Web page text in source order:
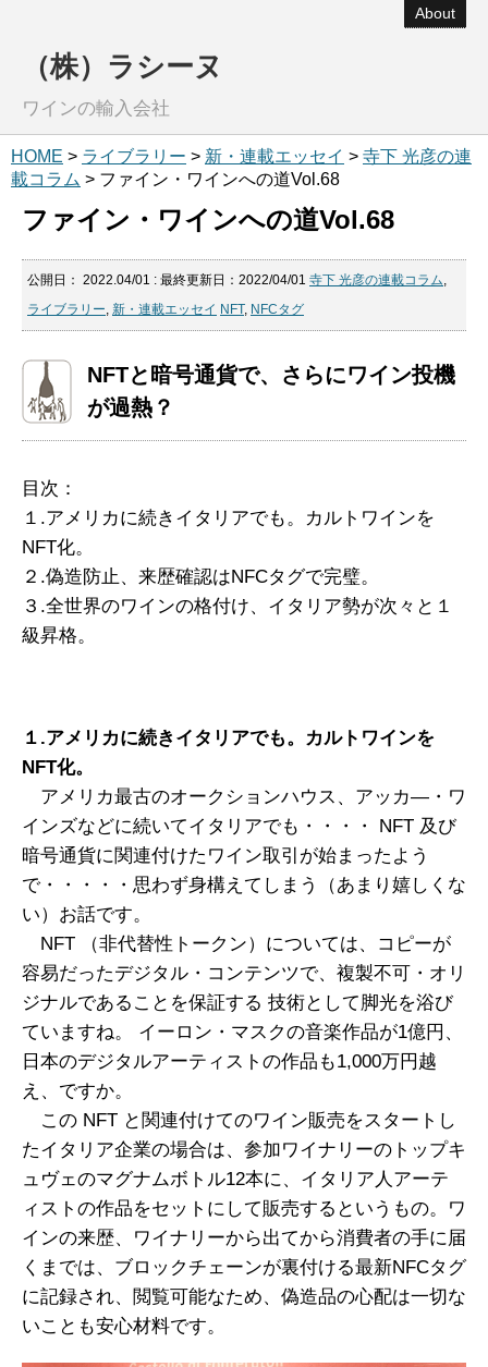
About
（株）ラシーヌ
ワインの輸入会社
HOME > ライブラリー > 新・連載エッセイ > 寺下 光彦の連
載コラム > ファイン・ワインへの道Vol.68
ファイン・ワインへの道Vol.68
公開日： 2022.04/01 : 最終更新日：2022/04/01 寺下 光彦の連載コラム,
ライブラリー, 新・連載エッセイ NFT, NFCタグ
NFTと暗号通貨で、さらにワイン投機
が過熱？
目次：
１.アメリカに続きイタリアでも。カルトワインを
NFT化。
２.偽造防止、来歴確認はNFCタグで完璧。
３.全世界のワインの格付け、イタリア勢が次々と１
級昇格。
１.アメリカに続きイタリアでも。カルトワインを
NFT化。
アメリカ最古のオークションハウス、アッカ―・ワ
インズなどに続いてイタリアでも・・・・ NFT 及び
暗号通貨に関連付けたワイン取引が始まったよう
で・・・・・思わず身構えてしまう（あまり嬉しくな
い）お話です。
NFT （非代替性トークン）については、コピーが
容易だったデジタル・コンテンツで、複製不可・オリ
ジナルであることを保証する 技術として脚光を浴び
ていますね。 イーロン・マスクの音楽作品が1億円、
日本のデジタルアーティストの作品も1,000万円越
え、ですか。
この NFT と関連付けてのワイン販売をスタートし
たイタリア企業の場合は、参加ワイナリーのトップキ
ュヴェのマグナムボトル12本に、イタリア人アーテ
ィストの作品をセットにして販売するというもの。ワ
インの来歴、ワイナリーから出てから消費者の手に届
くまでは、ブロックチェーンが裏付ける最新NFCタグ
に記録され、閲覧可能なため、偽造品の心配は一切な
いことも安心材料です。